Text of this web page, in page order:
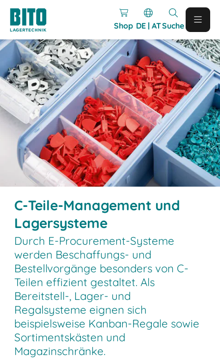
Shop DE | ATSuche
C-Teile-Management und
Lagersysteme
Durch E-Procurement-Systeme
werden Beschaffungs- und
Bestellvorgänge besonders von C-
Teilen effizient gestaltet. Als
Bereitstell-, Lager- und
Regalsysteme eignen sich
beispielsweise Kanban-Regale sowie
Sortimentskästen und
Magazinschränke.